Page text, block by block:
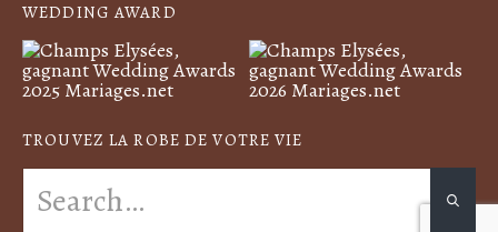
WEDDING AWARD
TROUVEZ LA ROBE DE VOTRE VIE